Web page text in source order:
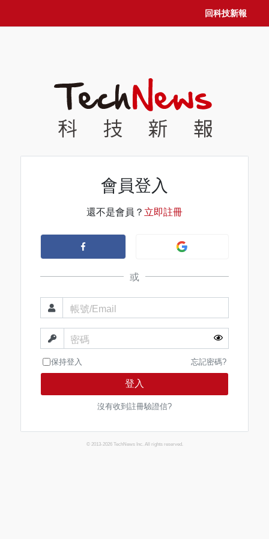
回科技新報
會員登入
還不是會員？ 立即註冊
或
帳號/Email
密碼
保持登入 忘記密碼?
登入
沒有收到註冊驗證信?
© 2013-2026 TechNews Inc. All rights reserved.